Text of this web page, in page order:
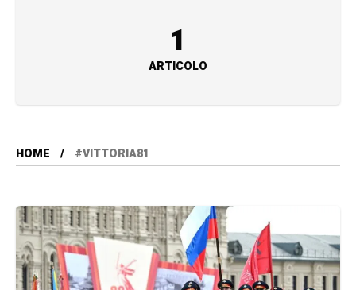
1
ARTICOLO
HOME #VITTORIA81